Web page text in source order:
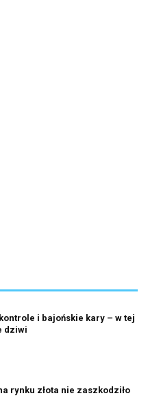
i bajońskie kary – w tej
dziwi
rynku złota nie zaszkodziło